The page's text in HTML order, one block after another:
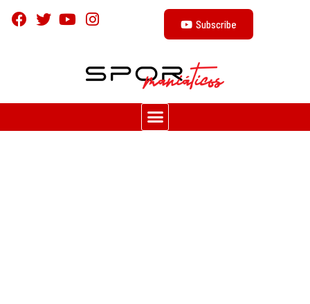
Subscribe